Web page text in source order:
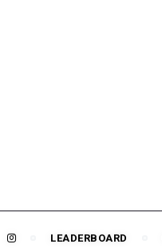
LEADERBOARD